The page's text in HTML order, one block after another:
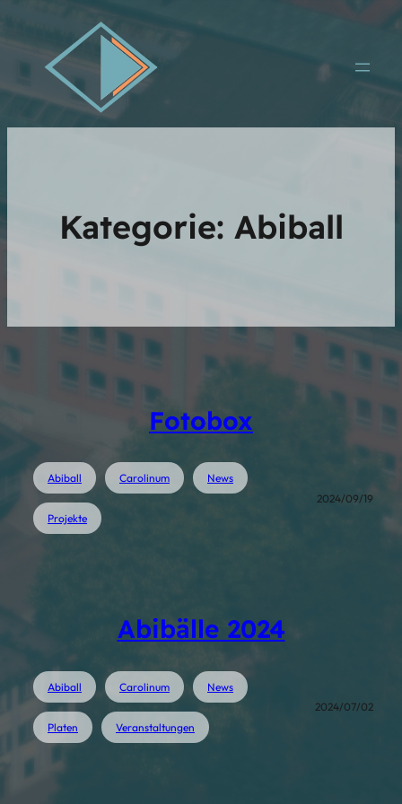
Kategorie: Abiball
Fotobox
Abiball Carolinum News
Projekte
2024/09/19
Abibälle 2024
Abiball Carolinum News
Platen Veranstaltungen
2024/07/02